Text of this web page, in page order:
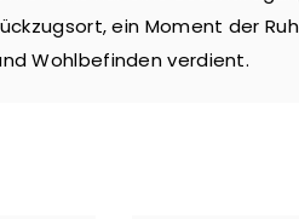
ein Moment der
Wohlbefinden verdient.